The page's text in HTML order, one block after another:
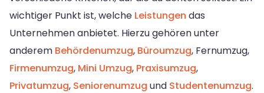
wichtiger Punkt ist, welche Leistungen das
Unternehmen anbietet. Hierzu gehören unter
anderem Behördenumzug, Büroumzug, Fernumzug,
Firmenumzug, Mini Umzug, Praxisumzug,
Privatumzug, Seniorenumzug und Studentenumzug.